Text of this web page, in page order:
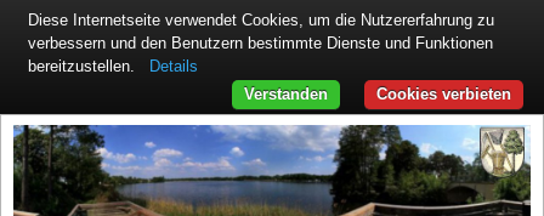
Diese Internetseite verwendet Cookies, um die Nutzererfahrung zu
verbessern und den Benutzern bestimmte Dienste und Funktionen
bereitzustellen.
Details
Cookies verbieten
Verstanden